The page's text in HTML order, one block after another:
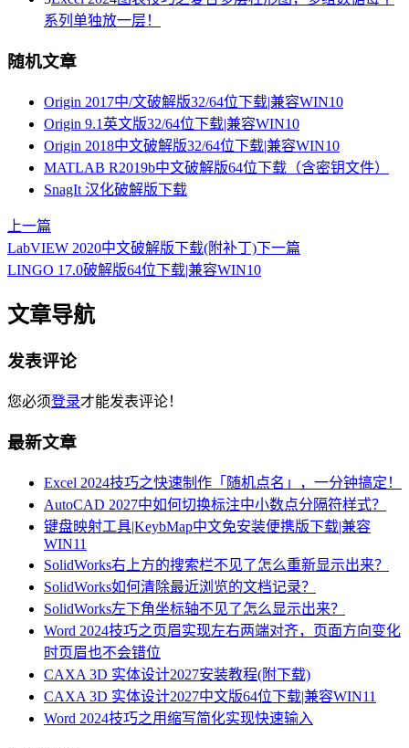
系列单独放一层！
随机文章
Origin 2017中/文破解版32/64位下载|兼容WIN10
Origin 9.1英文版32/64位下载|兼容WIN10
Origin 2018中文破解版32/64位下载|兼容WIN10
MATLAB R2019b中文破解版64位下载（含密钥文件）
SnagIt 汉化破解版下载
上一篇
LabVIEW 2020中文破解版下载(附补丁)下一篇
LINGO 17.0破解版64位下载|兼容WIN10
文章导航
发表评论
您必须登录才能发表评论！
最新文章
Excel 2024技巧之快速制作「随机点名」，一分钟搞定！
AutoCAD 2027中如何切换标注中小数点分隔符样式？
键盘映射工具|KeybMap中文免安装便携版下载|兼容
WIN11
SolidWorks右上方的搜索栏不见了怎么重新显示出来？
SolidWorks如何清除最近浏览的文档记录？
SolidWorks左下角坐标轴不见了怎么显示出来？
Word 2024技巧之页眉实现左右两端对齐，页面方向变化
时页眉也不会错位
CAXA 3D 实体设计2027安装教程(附下载)
CAXA 3D 实体设计2027中文版64位下载|兼容WIN11
Word 2024技巧之用缩写简化实现快速输入